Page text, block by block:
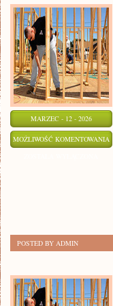
MARZEC - 12 - 2026
MOŻLIWOŚĆ KOMENTOWANIA
POSTED BY ADMIN